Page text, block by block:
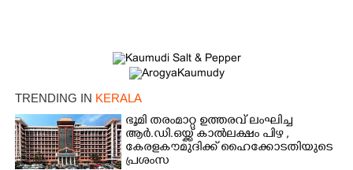
TRENDING IN KERALA
ഭൂമി തരംമാറ്റ ഉത്തരവ് ലംഘിച്ച
ആർ.ഡി.ഒയ്ക്ക് കാൽലക്ഷം പിഴ ,​
കേരളകൗമുദിക്ക് ഹൈക്കോടതിയുടെ
പ്രശംസ